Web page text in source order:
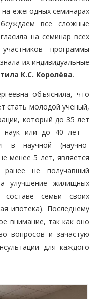
ежегодных семинарах
все сложные
на семинар всех
программы
их индивидуальные
К.С. Королёва.
объяснила, что
стать молодой ученый,
который до 35 лет
наук или до 40 лет –
в научной (научно-
менее 5 лет, является
не получавший
улучшение жилищных
семьи своих
ипотека). Последнему
внимание, так как оно
вопросов и зачастую
для каждого